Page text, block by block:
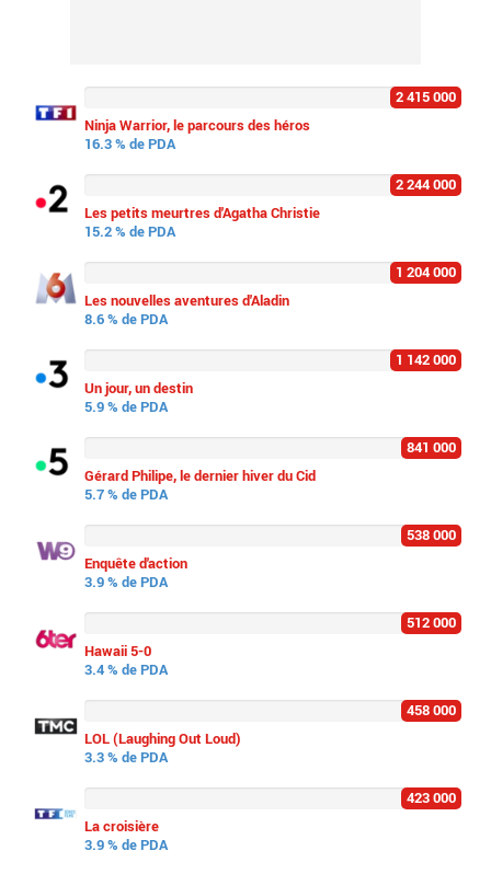
Ninja Warrior, le parcours des héros
16.3 % de PDA
2 415 000
Les petits meurtres d'Agatha Christie
15.2 % de PDA
2 244 000
Les nouvelles aventures d'Aladin
8.6 % de PDA
1 204 000
Un jour, un destin
5.9 % de PDA
1 142 000
Gérard Philipe, le dernier hiver du Cid
5.7 % de PDA
841 000
Enquête d'action
3.9 % de PDA
538 000
Hawaii 5-0
3.4 % de PDA
512 000
LOL (Laughing Out Loud)
3.3 % de PDA
458 000
La croisière
3.9 % de PDA
423 000